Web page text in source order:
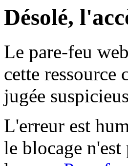
Désolé,
Le pare-feu
cette ressource
jugée
L'erreur est
le blocage